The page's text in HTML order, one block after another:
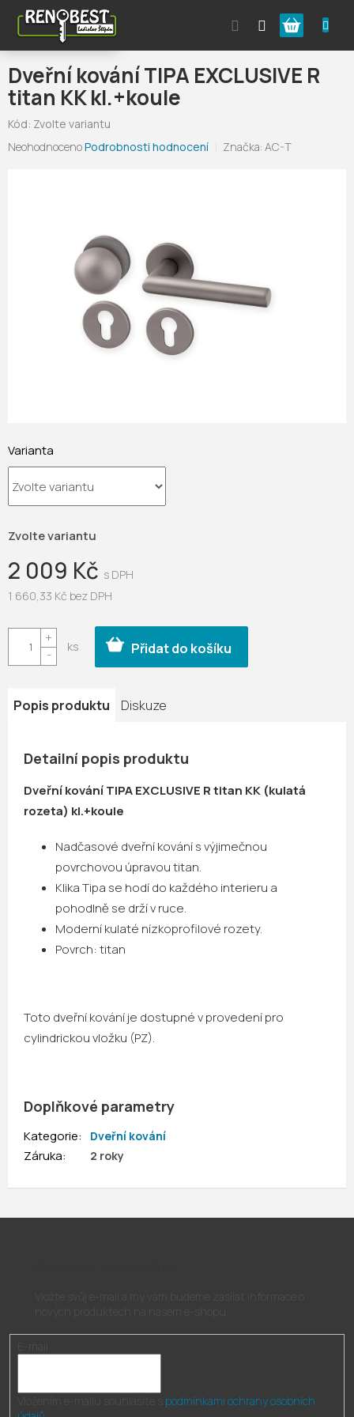
obsah
Nákupní
košík
Dveřní kování TIPA EXCLUSIVE R
titan KK kl.+koule
Kód: Zvolte variantu
Průměrné
NeohodnocenoPodrobnosti hodnocení Značka:AC-T
2 009 Kč
1 660,33 Kč bez DPH
cena:
Zvolte variantu
Varianta
Přidat do košíku
Popis produktu Diskuze
Detailní popis produktu
Dveřní kování TIPA EXCLUSIVE R titan KK (kulatá
rozeta) kl.+koule
Nadčasové dveřní kování s výjimečnou
povrchovou úpravou titan.
Klika Tipa se hodí do každého interieru a
pohodlně se drží v ruce.
Moderní kulaté nízkoprofilové rozety.
Povrch: titan
Toto dveřní kování je dostupné v provedení pro
cylindrickou vložku (PZ).
Doplňkové parametry
Kategorie: Dveřní kování
Záruka: 2 roky
podmínkami ochrany osobních